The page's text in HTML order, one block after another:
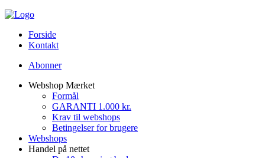
Forside
Kontakt
Abonner
Webshop Mærket
Formål
GARANTI 1.000 kr.
Krav til webshops
Betingelser for brugere
Webshops
Handel på nettet